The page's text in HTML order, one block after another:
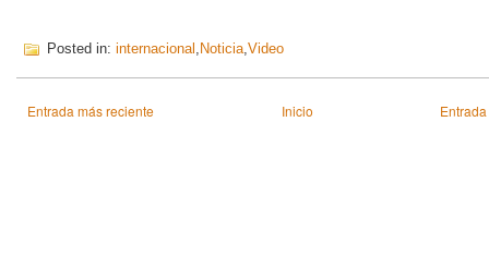
Posted in: internacional , Noticia,Video
Entrada más reciente Inicio